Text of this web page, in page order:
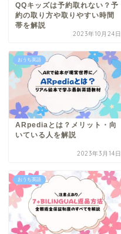
QQキッズは予約取れない？予
約の取り方や取りやすい時間
帯を解説
2023年10月24日
おうち英語
ARpediaとは？メリット・向
いている人を解説
2023年3月14日
おうち英語